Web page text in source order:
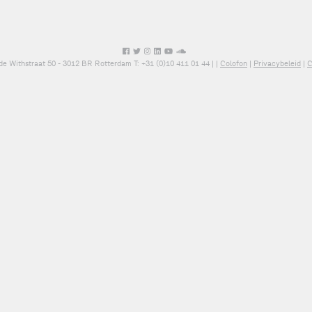
Withstraat 50 - 3012 BR Rotterdam T: +31 (0)10 411 01 44 | Colofon| Privacybeleid